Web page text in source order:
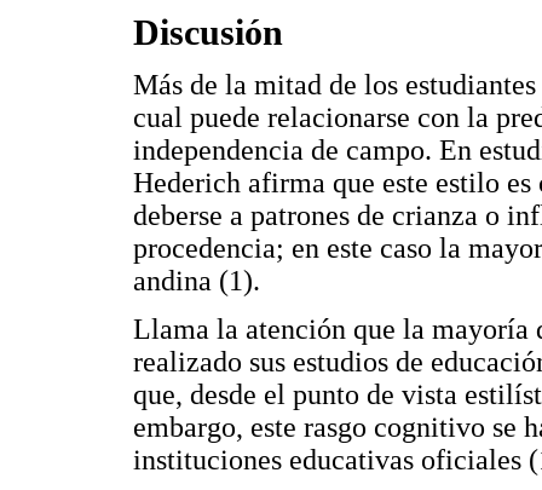
Discusión
Más de la mitad de los
cual puede relacionarse con la
independencia de campo. En
Hederich afirma que este estilo
deberse a patrones de crianza o
procedencia; en este caso la
andina (1).
Llama la atención que la mayoría
realizado sus estudios de
que, desde el punto de vista
embargo, este rasgo cognitivo se
instituciones educativas oficiales